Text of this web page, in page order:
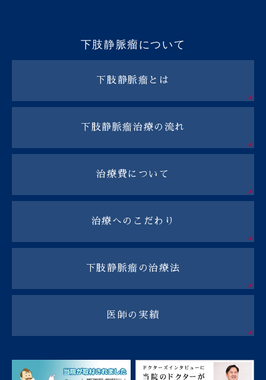
下肢静脈瘤について
下肢静脈瘤とは
下肢静脈瘤治療の流れ
治療費について
治療へのこだわり
下肢静脈瘤の治療法
医師の実績